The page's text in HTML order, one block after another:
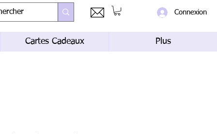
Connexion
Cartes Cadeaux Plus